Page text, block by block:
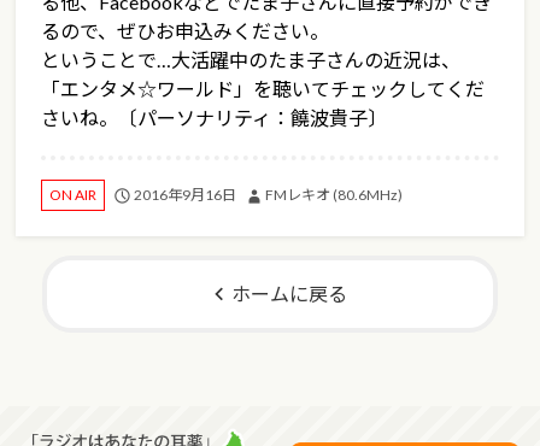
るので、ぜひお申込みください。
ということで…大活躍中のたま子さんの近況は、
「エンタメ☆ワールド」を聴いてチェックしてくだ
さいね。〔パーソナリティ：饒波貴子〕
ON AIR 2016年9月16日 FMレキオ (80.6MHz)
ホームに戻る